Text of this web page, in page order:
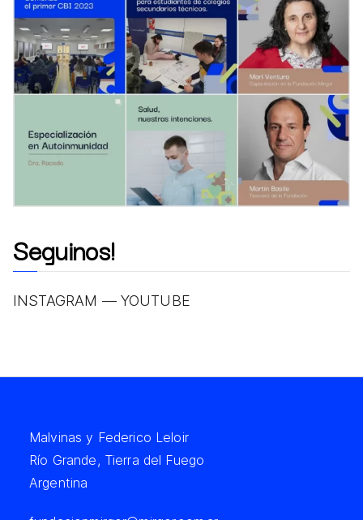
Seguinos!
INSTAGRAM — YOUTUBE
Malvinas y Federico Leloir
Río Grande, Tierra del Fuego
Argentina